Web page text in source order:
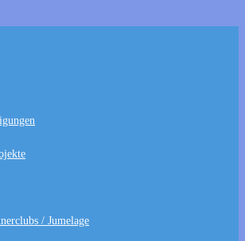
/ Jumelage